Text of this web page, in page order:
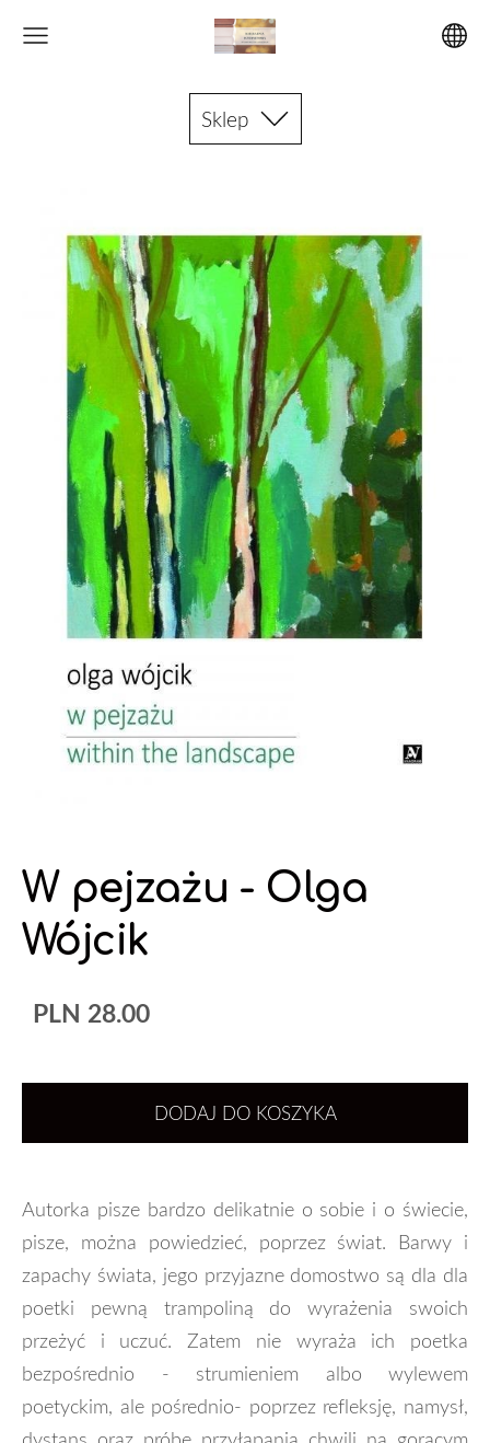
Sklep
W pejzażu - Olga
Wójcik
PLN 28.00
DODAJ DO KOSZYKA
Autorka pisze bardzo delikatnie o sobie i o świecie,
pisze, można powiedzieć, poprzez świat. Barwy i
zapachy świata, jego przyjazne domostwo są dla dla
poetki pewną trampoliną do wyrażenia swoich
przeżyć i uczuć. Zatem nie wyraża ich poetka
bezpośrednio - strumieniem albo wylewem
poetyckim, ale pośrednio- poprzez refleksję, namysł,